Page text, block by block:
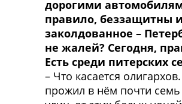
дорогими
правило, беззащитны
заколдованное –
не жалей? Сегодня,
Есть среди питерских
– Что касается
прожил в нём почти семь